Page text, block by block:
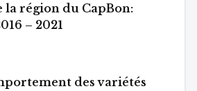
la région du CapBon:
– 2021
des variétés